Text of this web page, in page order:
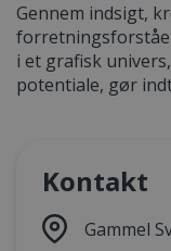
Gennem indsigt,
i et grafisk
potentiale, gør
Kontakt
Gammel